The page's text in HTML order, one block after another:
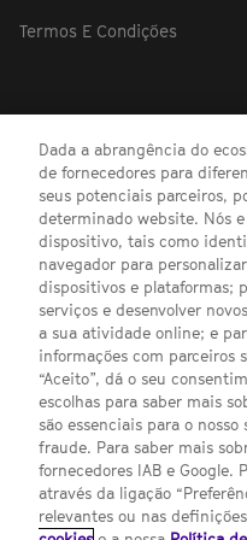
Termos E Condições
Channel
sites
Dada a abrangência do
de fornecedores para
seus potenciais parceiros,
determinado website. Nós e
dispositivo, tais como
navegador para
dispositivos e plataformas;
serviços e desenvolver
a sua atividade online; e
informações com parceiros
“Aceito”, dá o seu
escolhas para saber mais
são essenciais para o
fraude. Para saber mais
fornecedores IAB e Google.
através da ligação
relevantes ou nas